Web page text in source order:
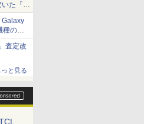
た「そ
種の特
査定改
っと見る